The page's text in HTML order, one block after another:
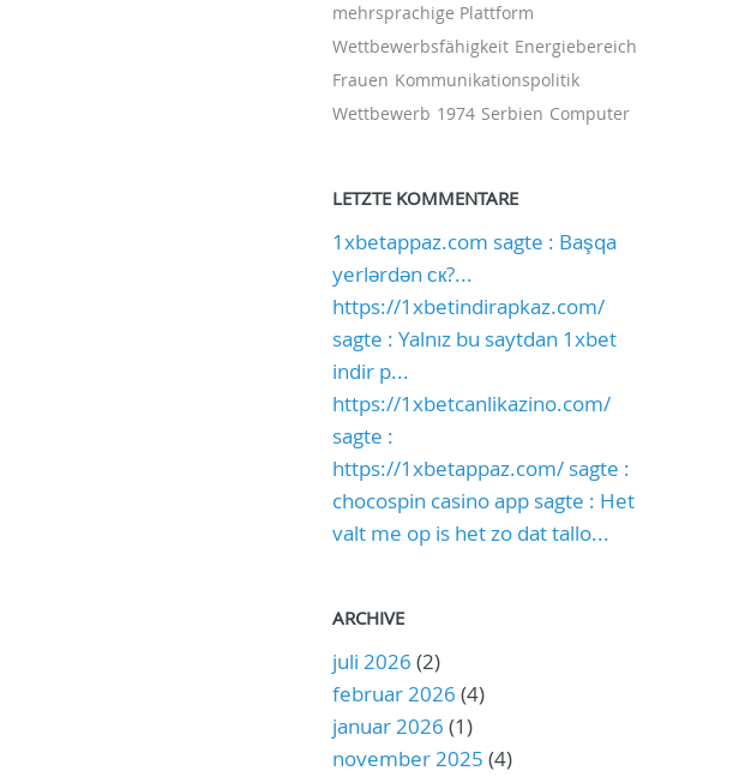
mehrsprachige Plattform
Wettbewerbsfähigkeit Energiebereich
Frauen Kommunikationspolitik
Wettbewerb 1974 Serbien Computer
LETZTE KOMMENTARE
1xbetappaz.com sagte : Başqa
yerlərdən ск?...
https://1xbetindirapkaz.com/
sagte : Yalnız bu saytdan 1xbet
indir p...
https://1xbetcanlikazino.com/
sagte :
https://1xbetappaz.com/ sagte :
chocospin casino app sagte : Het
valt me op is het zo dat tallo...
ARCHIVE
juli 2026 (2)
februar 2026 (4)
januar 2026 (1)
november 2025 (4)